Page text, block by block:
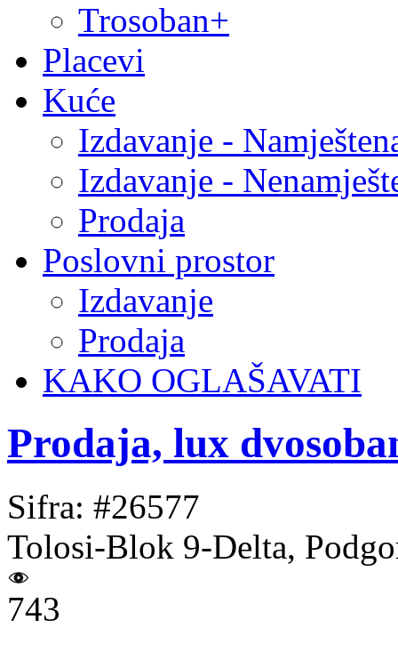
Trosoban+
Placevi
Kuće
Izdavanje -
Izdavanje -
Prodaja
Poslovni prostor
Izdavanje
Prodaja
KAKO OGLAŠAVATI
Prodaja, lux
Sifra: #26577
Tolosi-Blok 9-Delta,
743